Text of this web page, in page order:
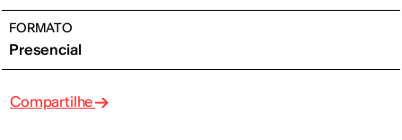
FORMATO
Presencial
Compartilhe